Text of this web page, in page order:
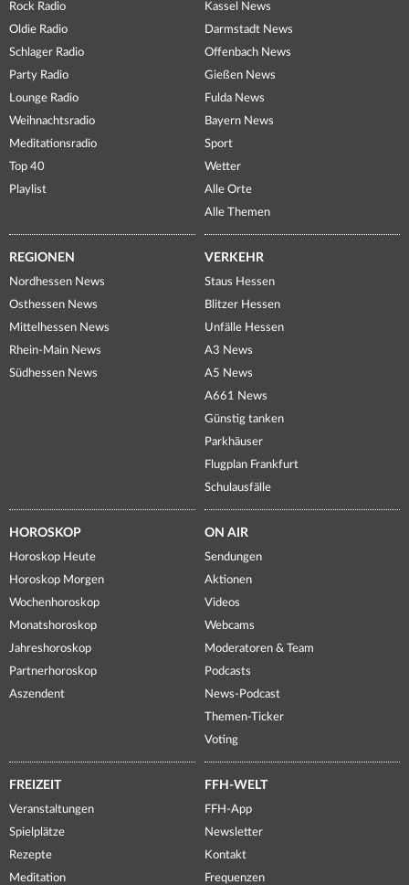
Rock Radio
Oldie Radio
Schlager Radio
Party Radio
Lounge Radio
Weihnachtsradio
Meditationsradio
Top 40
Playlist
Kassel News
Darmstadt News
Offenbach News
Gießen News
Fulda News
Bayern News
Sport
Wetter
Alle Orte
Alle Themen
REGIONEN
Nordhessen News
Osthessen News
Mittelhessen News
Rhein-Main News
Südhessen News
VERKEHR
Staus Hessen
Blitzer Hessen
Unfälle Hessen
A3 News
A5 News
A661 News
Günstig tanken
Parkhäuser
Flugplan Frankfurt
Schulausfälle
HOROSKOP
Horoskop Heute
Horoskop Morgen
Wochenhoroskop
Monatshoroskop
Jahreshoroskop
Partnerhoroskop
Aszendent
ON AIR
Sendungen
Aktionen
Videos
Webcams
Moderatoren & Team
Podcasts
News-Podcast
Themen-Ticker
Voting
FREIZEIT
Veranstaltungen
Spielplätze
Rezepte
Meditation
FFH-WELT
FFH-App
Newsletter
Kontakt
Frequenzen